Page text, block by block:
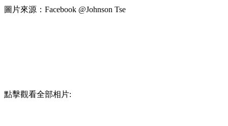
圖片來源：Facebook @Johnson Tse
點擊觀看全部相片: